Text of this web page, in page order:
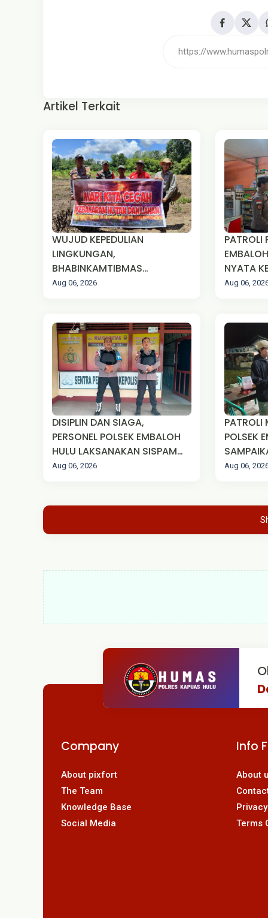
Artikel Terkait
WUJUD KEPEDULIAN
LINGKUNGAN,
BHABINKAMTIBMAS
SAMPAIKAN HIMBAUAN STOP
Aug 06, 2026
PATROLI
NYATA
TENGAH
Aug 06,
DISIPLIN DAN SIAGA,
PERSONEL POLSEK EMBALOH
HULU LAKSANAKAN SISPAM
MAKO SECARA RUTIN
Aug 06, 2026
PATROLI
POLSEK
Aug 06,
Company
About pixfort
The Team
Knowledge Base
Social Media
Info
About
Terms